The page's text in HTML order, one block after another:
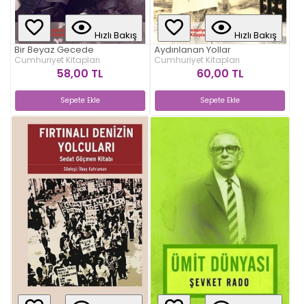
Hızlı Bakış
Bir Beyaz Gecede
Cumhuriyet Kitapları
58,00 TL
Sepete Ekle
Hızlı Bakış
Aydınlanan Yollar
Cumhuriyet Kitapları
60,00 TL
Sepete Ekle